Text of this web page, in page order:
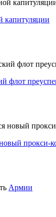
капитуляции
прокси-
Армии